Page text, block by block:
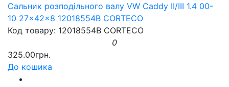
Сальник розподільного валу VW Caddy II/III 1.4 00-
10 27x42x8 12018554B CORTECO
Код товару: 12018554B CORTECO
0
325.00грн.
До кошика